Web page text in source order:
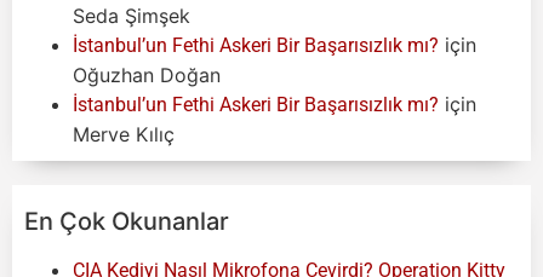
Seda Şimşek
İstanbul’un Fethi Askeri Bir Başarısızlık mı? için
Oğuzhan Doğan
İstanbul’un Fethi Askeri Bir Başarısızlık mı? için
Merve Kılıç
En Çok Okunanlar
CIA Kediyi Nasıl Mikrofona Çevirdi? Operation Kitty